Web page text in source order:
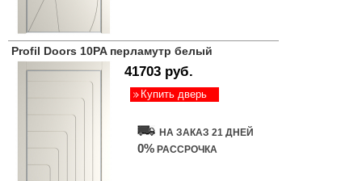
Profil Doors 10PA перламутр белый
41703 руб.
Купить дверь
НА ЗАКАЗ 21 ДНЕЙ
0% РАССРОЧКА